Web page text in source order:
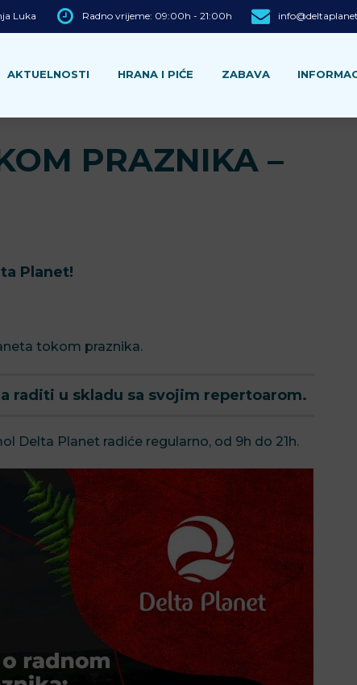
Luka Radno vrijeme: 09:00h - 21:00h
AKTUELNOSTI HRANA I PIĆE ZABAVA
PRAZNIKA –
Planet!
tokom praznika.
raditi u skladu sa svojim repertoarom.
Delta Planet radiće regularno, od 9h do 21h.